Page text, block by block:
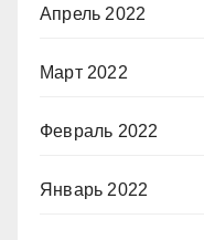
Апрель 2022
Март 2022
Февраль 2022
Январь 2022